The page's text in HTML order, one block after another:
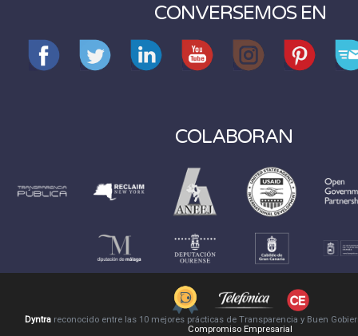
CONVERSEMOS EN
COLABORAN
Dyntrareconocido entre las 10 mejores prácticas de Transparencia y Buen
Compromiso Empresarial